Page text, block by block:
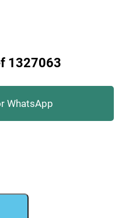
1327063
WhatsApp